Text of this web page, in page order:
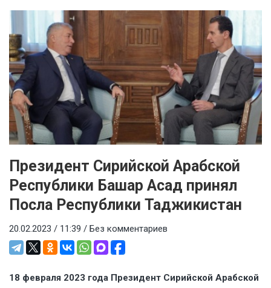
Президент Сирийской Арабской
Республики Башар Асад принял
Посла Республики Таджикистан
20.02.2023 / 11:39 / Без комментариев
18 февраля 2023 года Президент Сирийской Арабской